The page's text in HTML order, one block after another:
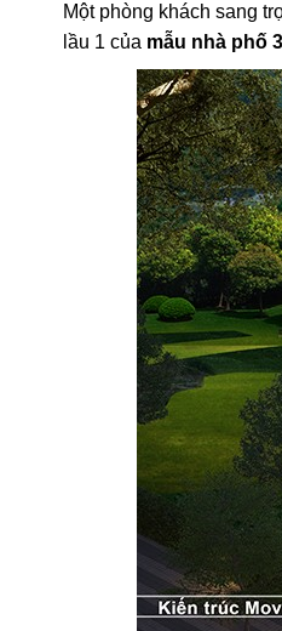
Một phòng khách sang
lầu 1 của mẫu nhà phố